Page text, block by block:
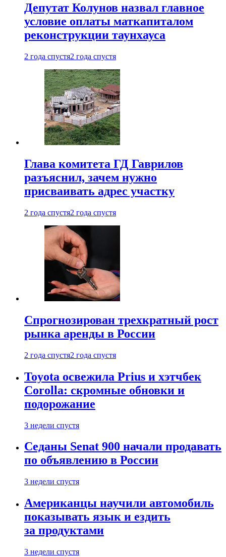
Депутат Колунов назвал главное
условие оплаты маткапиталом
реконструкции таунхауса
2 года спустя2 года спустя
Глава комитета ГД Гаврилов
разъяснил, зачем нужно
присваивать адрес участку
2 года спустя2 года спустя
Спрогнозирован трехкратный рост
рынка аренды в России
2 года спустя2 года спустя
Toyota освежила Prius и хэтчбек
Corolla: скромные обновки и
подорожание
3 недели спустя
Седаны Senat 900 начали продавать
по объявлению в России
3 недели спустя
Американцы научили автомобиль
показывать язык и ездить
за продуктами
3 недели спустя